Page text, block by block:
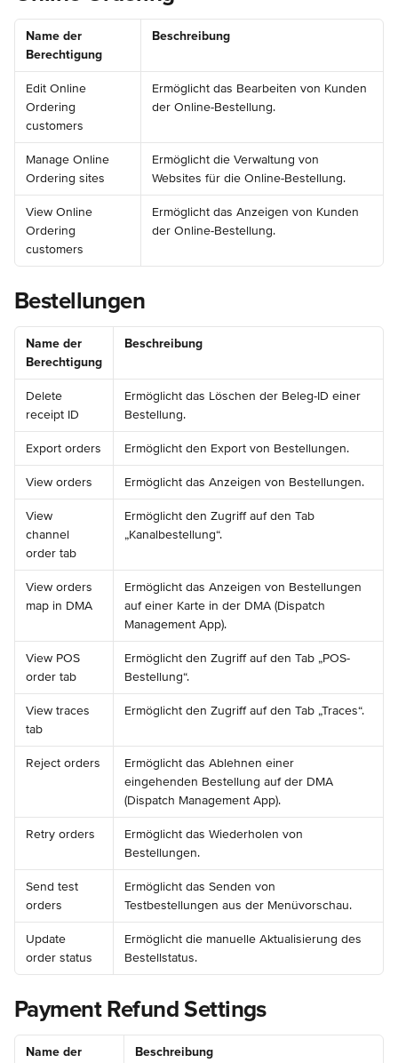
Name der
Berechtigung
Beschreibung
Edit Online
Ordering
customers
Ermöglicht das Bearbeiten von Kunden
der Online-Bestellung.
Manage Online
Ordering sites
Ermöglicht die Verwaltung von
Websites für die Online-Bestellung.
View Online
Ordering
customers
Ermöglicht das Anzeigen von Kunden
der Online-Bestellung.
Bestellungen
Name der
Berechtigung
Beschreibung
Delete
receipt ID
Ermöglicht das Löschen der Beleg-ID einer
Bestellung.
Export orders Ermöglicht den Export von Bestellungen.
View orders Ermöglicht das Anzeigen von Bestellungen.
View
channel
order tab
Ermöglicht den Zugriff auf den Tab
„Kanalbestellung“.
View orders
map in DMA
Ermöglicht das Anzeigen von Bestellungen
auf einer Karte in der DMA (Dispatch
Management App).
View POS
order tab
Ermöglicht den Zugriff auf den Tab „POS-
Bestellung“.
View traces
tab
Ermöglicht den Zugriff auf den Tab „Traces“.
Reject orders
Ermöglicht das Ablehnen einer
eingehenden Bestellung auf der DMA
(Dispatch Management App).
Retry orders
Ermöglicht das Wiederholen von
Bestellungen.
Send test
orders
Ermöglicht das Senden von
Testbestellungen aus der Menüvorschau.
Update
order status
Ermöglicht die manuelle Aktualisierung des
Bestellstatus.
Payment Refund Settings
Name der
Beschreibung